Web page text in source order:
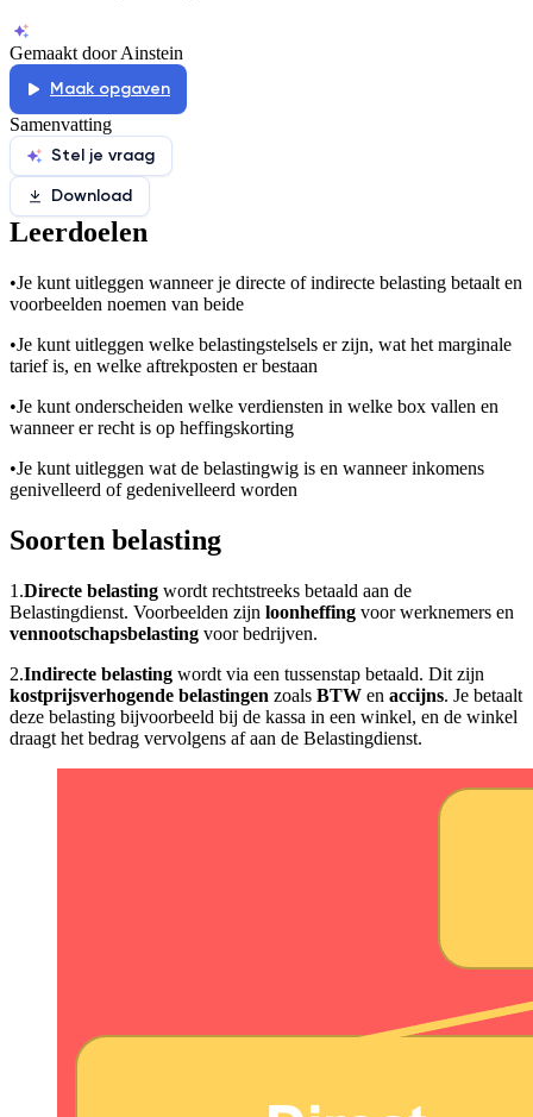
Gemaakt door Ainstein
Maak opgaven
Samenvatting
Stel je vraag
Download
Leerdoelen
•Je kunt uitleggen wanneer je directe of indirecte belasting betaalt en
voorbeelden noemen van beide
•Je kunt uitleggen welke belastingstelsels er zijn, wat het marginale
tarief is, en welke aftrekposten er bestaan
•Je kunt onderscheiden welke verdiensten in welke box vallen en
wanneer er recht is op heffingskorting
•Je kunt uitleggen wat de belastingwig is en wanneer inkomens
genivelleerd of gedenivelleerd worden
Soorten belasting
1.Directe belasting wordt rechtstreeks betaald aan de
Belastingdienst. Voorbeelden zijn loonheffing voor werknemers en
vennootschapsbelasting voor bedrijven.
2.Indirecte belasting wordt via een tussenstap betaald. Dit zijn
kostprijsverhogende belastingen zoals BTW en accijns. Je betaalt
deze belasting bijvoorbeeld bij de kassa in een winkel, en de winkel
draagt het bedrag vervolgens af aan de Belastingdienst.